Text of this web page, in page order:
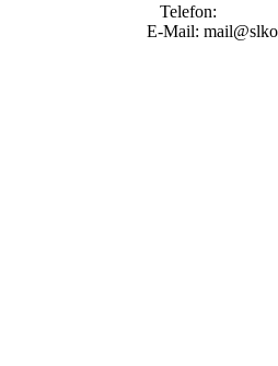
Telefon:
E-Mail: